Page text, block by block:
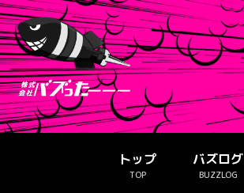
トップ
TOP
バズログ
BUZZLOG